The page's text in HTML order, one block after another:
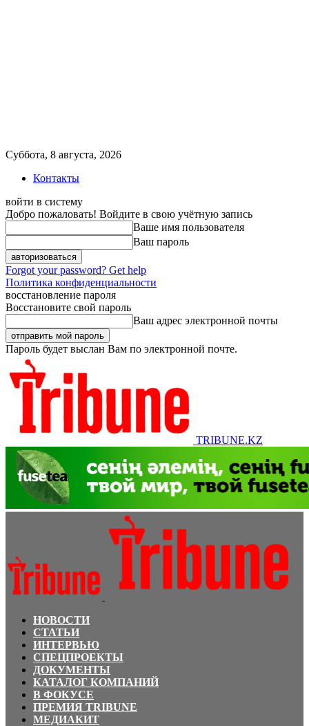
Суббота, 8 августа, 2026
Контакты
войти в систему
Добро пожаловать! Войдите в свою учётную запись
Ваше имя пользователя
Ваш пароль
Forgot your password? Get help
Политика конфиденциальности
восстановление пароля
Восстановите свой пароль
Ваш адрес электронной почты
Пароль будет выслан Вам по электронной почте.
TRIBUNE.KZ
НОВОСТИ
СТАТЬИ
ИНТЕРВЬЮ
СПЕЦПРОЕКТЫ
ДОКУМЕНТЫ
КАТАЛОГ КОМПАНИЙ
В ФОКУСЕ
ПРЕМИЯ TRIBUNE
МЕДИАКИТ